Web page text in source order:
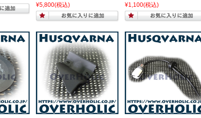
¥5,800(税込)
¥1,100(税込)